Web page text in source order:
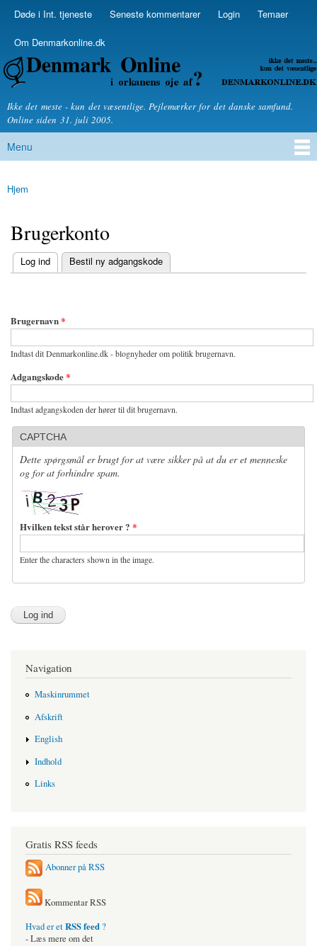
Skip to
Secondary menu
Døde i Int. tjeneste Seneste kommentarer Login Temaer
Om Denmarkonline.dk
Denmarkonline.dk - blognyheder om politik
Ikke det meste - kun det væsentlige. Pejlemærker for det danske samfund.
Online siden 31. juli 2005.
Main menu
Menu
You are here
Hjem
Brugerkonto
Primary tabs
Log ind
(active tab) Bestil ny adgangskode
Brugernavn*
Indtast dit Denmarkonline.dk - blognyheder om politik brugernavn.
Adgangskode*
Indtast adgangskoden der hører til dit brugernavn.
CAPTCHA
Dette spørgsmål er brugt for at være sikker på at du er et menneske
og for at forhindre spam.
Hvilken tekst står herover ? *
Enter the characters shown in the image.
Navigation
Maskinrummet
Afskrift
English
Indhold
Links
Gratis RSS feeds
Abonner på RSS
Kommentar RSS
Hvad er etRSS feed ?
- Læs mere om det